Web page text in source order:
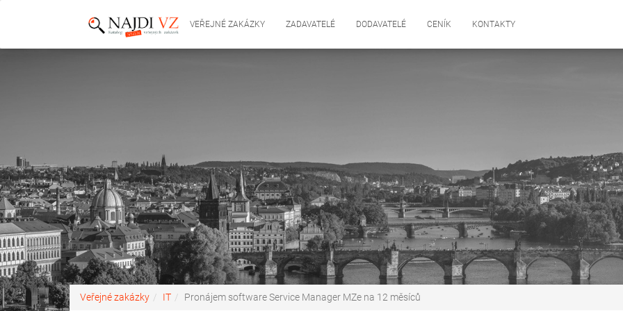
VEŘEJNÉ ZAKÁZKY ZADAVATELÉ DODAVATELÉ CENÍK KONTAKTY
Veřejné zakázky IT Pronájem software Service Manager MZe na 12 měsíců